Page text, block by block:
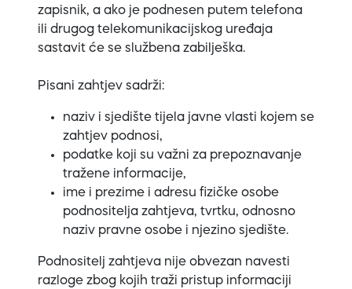
zapisnik, a ako je podnesen putem telefona
ili drugog telekomunikacijskog uređaja
sastavit će se službena zabilješka.
Pisani zahtjev sadrži:
naziv i sjedište tijela javne vlasti kojem se
zahtjev podnosi,
podatke koji su važni za prepoznavanje
tražene informacije,
ime i prezime i adresu fizičke osobe
podnositelja zahtjeva, tvrtku, odnosno
naziv pravne osobe i njezino sjedište.
Podnositelj zahtjeva nije obvezan navesti
razloge zbog kojih traži pristup informaciji